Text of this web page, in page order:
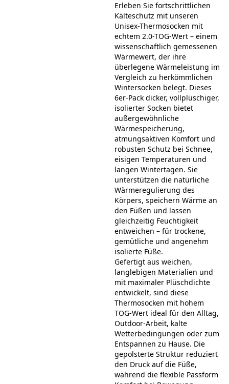
Erleben Sie fortschrittlichen
Kälteschutz mit unseren
Unisex-Thermosocken mit
echtem 2.0-TOG-Wert – einem
wissenschaftlich gemessenen
Wärmewert, der ihre
überlegene Wärmeleistung im
Vergleich zu herkömmlichen
Wintersocken belegt. Dieses
6er-Pack dicker, vollplüschiger,
isolierter Socken bietet
außergewöhnliche
Wärmespeicherung,
atmungsaktiven Komfort und
robusten Schutz bei Schnee,
eisigen Temperaturen und
langen Wintertagen. Sie
unterstützen die natürliche
Wärmeregulierung des
Körpers, speichern Wärme an
den Füßen und lassen
gleichzeitig Feuchtigkeit
entweichen – für trockene,
gemütliche und angenehm
isolierte Füße.
Gefertigt aus weichen,
langlebigen Materialien und
mit maximaler Plüschdichte
entwickelt, sind diese
Thermosocken mit hohem
TOG-Wert ideal für den Alltag,
Outdoor-Arbeit, kalte
Wetterbedingungen oder zum
Entspannen zu Hause. Die
gepolsterte Struktur reduziert
den Druck auf die Füße,
während die flexible Passform